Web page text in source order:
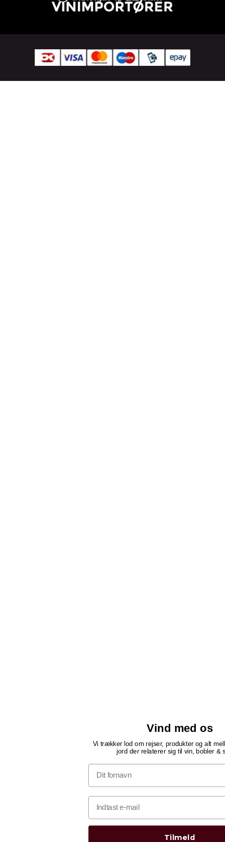
Vind med os
Vi trækker lod om rejser, produkter og alt
jord der relaterer sig til vin, bobler &
Tilmeld